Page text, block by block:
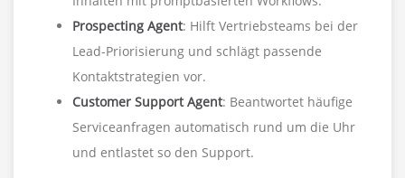
Prospecting Agent: Hilft Vertriebsteams bei der
Lead-Priorisierung und schlägt passende
Kontaktstrategien vor.
Customer Support Agent: Beantwortet häufige
Serviceanfragen automatisch rund um die Uhr
und entlastet so den Support.